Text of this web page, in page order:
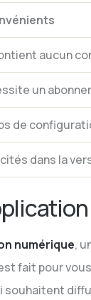
aucun
un
de
dans la
numérique,
fait pour